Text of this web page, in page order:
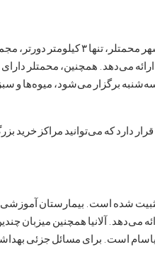
کارجیکاک به گزینه‌های مختلف خرید و غذا متصل
می‌دهد. همچنین، محمتلر
برگزار می‌شود، میوه‌ها و
مرکز شهر آلانیا در فاصله ۱۸ کیلومتری قرار دارد که
شده است. بیمارستان آموزشی و
می‌دهد. آلانیا همچنین میزبان
یاسام است. برای مسائل جزئی